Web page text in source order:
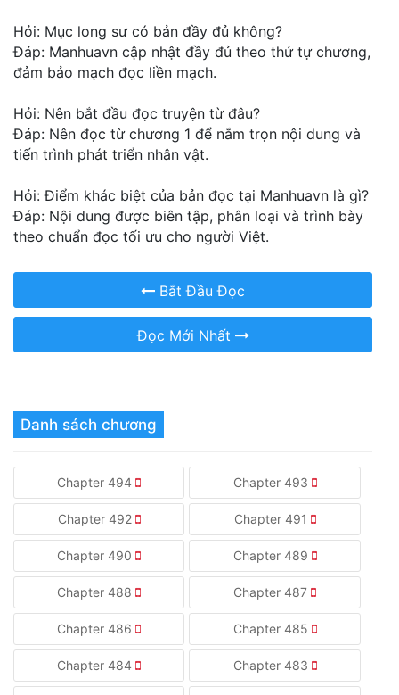
Hỏi: Mục long sư có bản đầy đủ không?
Đáp: Manhuavn cập nhật đầy đủ theo thứ tự chương,
đảm bảo mạch đọc liền mạch.
Hỏi: Nên bắt đầu đọc truyện từ đâu?
Đáp: Nên đọc từ chương 1 để nắm trọn nội dung và
tiến trình phát triển nhân vật.
Hỏi: Điểm khác biệt của bản đọc tại Manhuavn là gì?
Đáp: Nội dung được biên tập, phân loại và trình bày
theo chuẩn đọc tối ưu cho người Việt.
Bắt Đầu Đọc
Đọc Mới Nhất
Danh sách chương
Chapter 494 Chapter 493
Chapter 492 Chapter 491
Chapter 490 Chapter 489
Chapter 488 Chapter 487
Chapter 486 Chapter 485
Chapter 484 Chapter 483